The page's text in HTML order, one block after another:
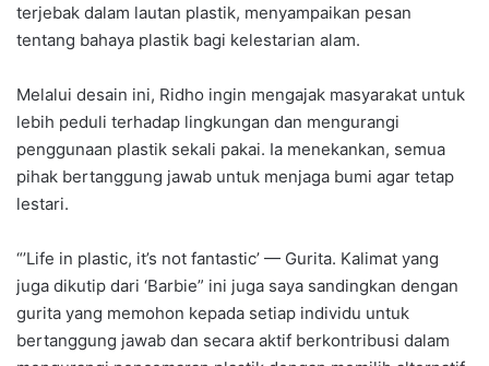
terjebak dalam lautan plastik, menyampaikan pesan
tentang bahaya plastik bagi kelestarian alam.
Melalui desain ini, Ridho ingin mengajak masyarakat untuk
lebih peduli terhadap lingkungan dan mengurangi
penggunaan plastik sekali pakai. Ia menekankan, semua
pihak bertanggung jawab untuk menjaga bumi agar tetap
lestari.
“’Life in plastic, it’s not fantastic’ — Gurita. Kalimat yang
juga dikutip dari ‘Barbie” ini juga saya sandingkan dengan
gurita yang memohon kepada setiap individu untuk
bertanggung jawab dan secara aktif berkontribusi dalam